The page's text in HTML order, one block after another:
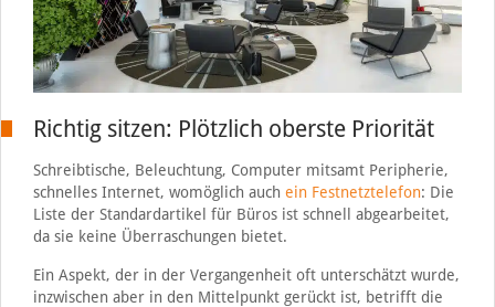
Richtig sitzen: Plötzlich oberste Priorität
Schreibtische, Beleuchtung, Computer mitsamt Peripherie,
schnelles Internet, womöglich auch ein Festnetztelefon: Die
Liste der Standardartikel für Büros ist schnell abgearbeitet,
da sie keine Überraschungen bietet.
Ein Aspekt, der in der Vergangenheit oft unterschätzt wurde,
inzwischen aber in den Mittelpunkt gerückt ist, betrifft die